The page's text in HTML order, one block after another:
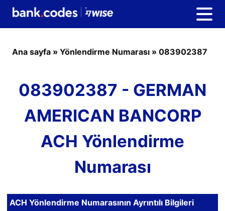
Ana sayfa » Yönlendirme Numarası » 083902387
083902387 - GERMAN
AMERICAN BANCORP
ACH Yönlendirme
Numarası
ACH Yönlendirme Numarasının Ayrıntılı Bilgileri